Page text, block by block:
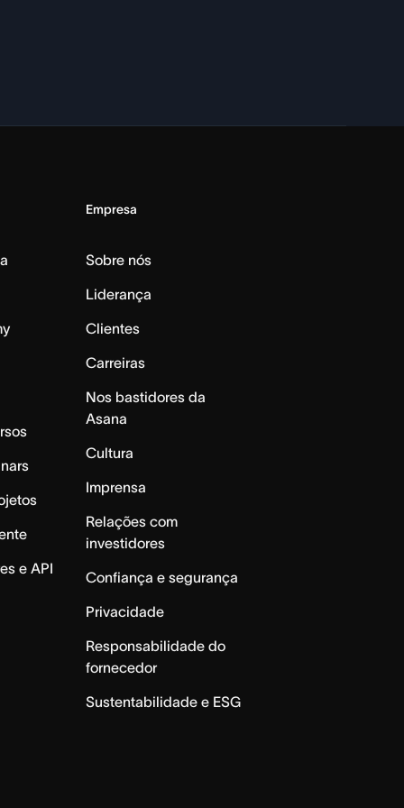
e API
Empresa
Sobre nós
Liderança
Clientes
Carreiras
Nos bastidores da
Asana
Cultura
Imprensa
Relações com
investidores
Confiança e segurança
Privacidade
Responsabilidade do
fornecedor
Sustentabilidade e ESG